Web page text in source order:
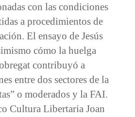
con las condiciones
a procedimientos de
El ensayo de Jesús
cómo la huelga
contribuyó a
entre dos sectores de la
o moderados y la FAI.
Cultura Libertaria Joan